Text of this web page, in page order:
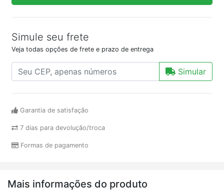
Simule seu frete
Veja todas opções de frete e prazo de entrega
Simular
Garantia de satisfação
7 dias para devolução/troca
Formas de pagamento
Mais informações do produto